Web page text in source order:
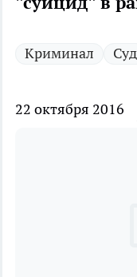
Криминал Суд
22 октября 2016